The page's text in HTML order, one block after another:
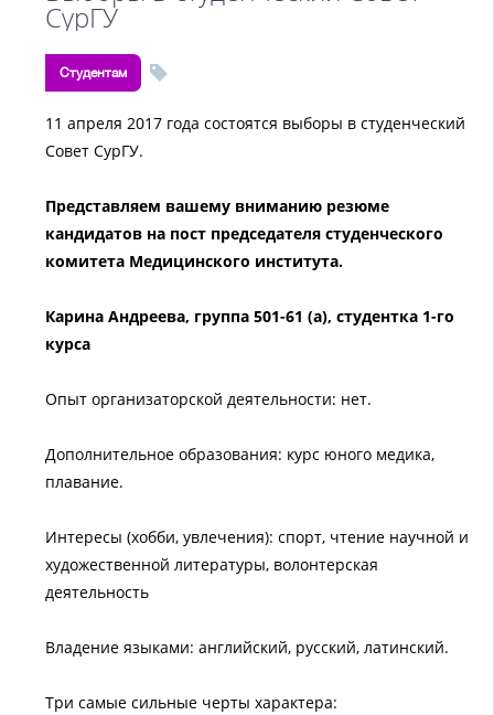
СурГУ
Студентам
11 апреля 2017 года состоятся выборы в студенческий
Совет СурГУ.
Представляем вашему вниманию резюме
кандидатов на пост председателя студенческого
комитета Медицинского института.
Карина Андреева, группа 501-61 (а), студентка 1-го
курса
Опыт организаторской деятельности: нет.
Дополнительное образования: курс юного медика,
плавание.
Интересы (хобби, увлечения): спорт, чтение научной и
художественной литературы, волонтерская
деятельность
Владение языками: английский, русский, латинский.
Три самые сильные черты характера: